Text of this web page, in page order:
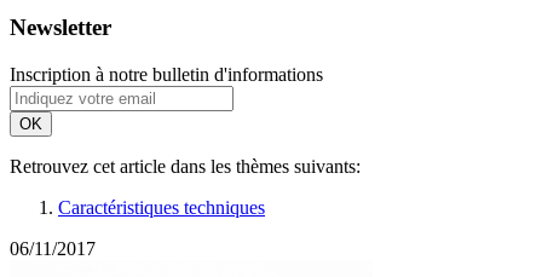
Newsletter
Inscription à notre bulletin d'informations
OK
Retrouvez cet article dans les thèmes suivants:
Caractéristiques techniques
06/11/2017